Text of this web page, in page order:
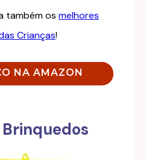
também os melhores
Crianças!
NA AMAZON